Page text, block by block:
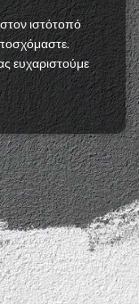
ιστότοπό
ευχαριστούμε